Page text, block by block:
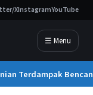
XInstagramYouTube
☰ Menu
Terdampak